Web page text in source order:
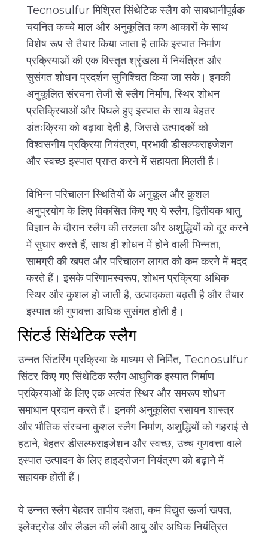
Tecnosulfur मिश्रित सिंथेटिक स्लैग को सावधानीपूर्वक
चयनित कच्चे माल और अनुकूलित कण आकारों के साथ
विशेष रूप से तैयार किया जाता है ताकि इस्पात निर्माण
प्रक्रियाओं की एक विस्तृत श्रृंखला में नियंत्रित और
सुसंगत शोधन प्रदर्शन सुनिश्चित किया जा सके। इनकी
अनुकूलित संरचना तेजी से स्लैग निर्माण, स्थिर शोधन
प्रतिक्रियाओं और पिघले हुए इस्पात के साथ बेहतर
अंतःक्रिया को बढ़ावा देती है, जिससे उत्पादकों को
विश्वसनीय प्रक्रिया नियंत्रण, प्रभावी डीसल्फराइजेशन
और स्वच्छ इस्पात प्राप्त करने में सहायता मिलती है।
विभिन्न परिचालन स्थितियों के अनुकूल और कुशल
अनुप्रयोग के लिए विकसित किए गए ये स्लैग, द्वितीयक धातु
विज्ञान के दौरान स्लैग की तरलता और अशुद्धियों को दूर करने
में सुधार करते हैं, साथ ही शोधन में होने वाली भिन्नता,
सामग्री की खपत और परिचालन लागत को कम करने में मदद
करते हैं। इसके परिणामस्वरूप, शोधन प्रक्रिया अधिक
स्थिर और कुशल हो जाती है, उत्पादकता बढ़ती है और तैयार
इस्पात की गुणवत्ता अधिक सुसंगत होती है।
सिंटर्ड सिंथेटिक स्लैग
उन्नत सिंटरिंग प्रक्रिया के माध्यम से निर्मित, Tecnosulfur
सिंटर किए गए सिंथेटिक स्लैग आधुनिक इस्पात निर्माण
प्रक्रियाओं के लिए एक अत्यंत स्थिर और समरूप शोधन
समाधान प्रदान करते हैं। इनकी अनुकूलित रसायन शास्त्र
और भौतिक संरचना कुशल स्लैग निर्माण, अशुद्धियों को गहराई से
हटाने, बेहतर डीसल्फराइजेशन और स्वच्छ, उच्च गुणवत्ता वाले
इस्पात उत्पादन के लिए हाइड्रोजन नियंत्रण को बढ़ाने में
सहायक होती हैं।
ये उन्नत स्लैग बेहतर तापीय दक्षता, कम विद्युत ऊर्जा खपत,
इलेक्ट्रोड और लैडल की लंबी आयु और अधिक नियंत्रित